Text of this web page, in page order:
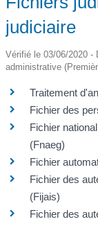
judiciaire
Vérifié le 03/06/2020 -
administrative
Traitement
Fichier des
Fichier
(Fnaeg)
Fichier
Fichier des
(Fijais)
Fichier des